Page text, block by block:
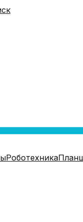
Роботехника